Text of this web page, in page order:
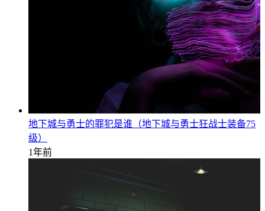
地下城与勇士的罪犯是谁（地下城与勇士狂战士装备75
级）
1年前